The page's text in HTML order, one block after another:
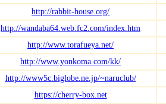
http://rabbit-house.org/
http://wandaba64.web.fc2.com/index.htm
http://www.torafueya.net/
http://www.yonkoma.com/kk/
http://www5c.biglobe.ne.jp/~naruclub/
https://cherry-box.net